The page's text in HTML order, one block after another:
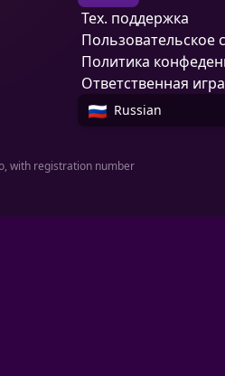
Тех. поддержка
Пользовательское
Политика
Ответственная игра
Russian
with registration number